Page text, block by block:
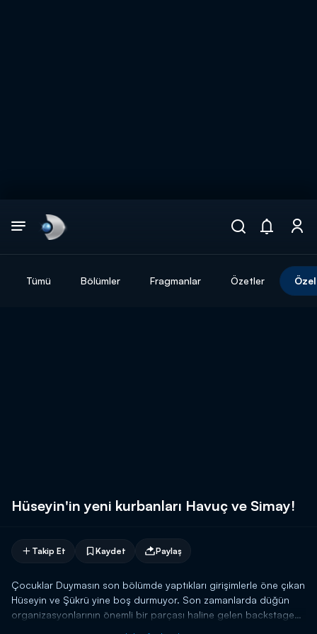
Tümü Bölümler Fragmanlar Özetler
Hüseyin'in yeni kurbanları Havuç ve Simay!
Takip Et Kaydet Paylaş
Çocuklar Duymasın son bölümde yaptıkları girişimlerle öne çıkan
Hüseyin ve Şükrü yine boş durmuyor. Son zamanlarda düğün
organizasyonlarının önemli bir parçası haline gelen backstage